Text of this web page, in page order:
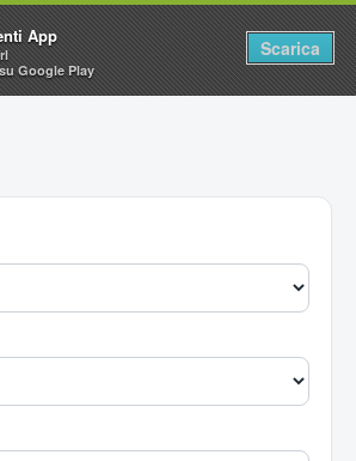
App
Google Play
Scarica